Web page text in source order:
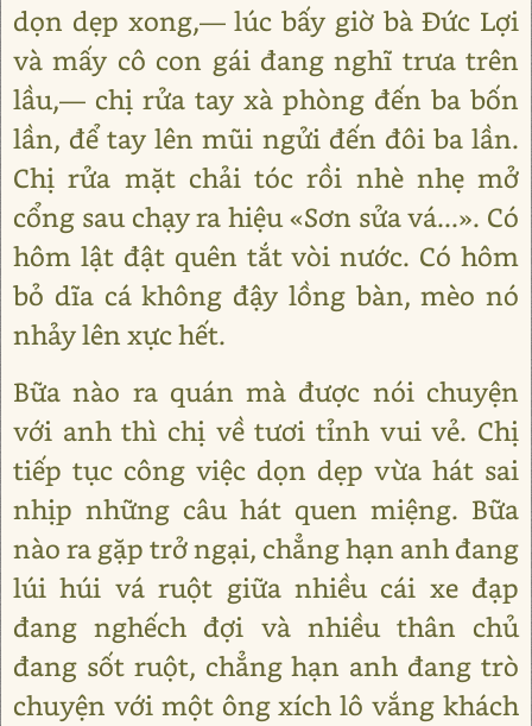
dọn dẹp xong,— lúc bấy giờ bà Đức Lợi
và mấy cô con gái đang nghĩ trưa trên
lầu,— chị rửa tay xà phòng đến ba bốn
lần, để tay lên mũi ngửi đến đôi ba lần.
Chị rửa mặt chải tóc rồi nhè nhẹ mở
cổng sau chạy ra hiệu «Sơn sửa vá...». Có
hôm lật đật quên tắt vòi nước. Có hôm
bỏ dĩa cá không đậy lồng bàn, mèo nó
nhảy lên xực hết.
Bữa nào ra quán mà được nói chuyện
với anh thì chị về tươi tỉnh vui vẻ. Chị
tiếp tục công việc dọn dẹp vừa hát sai
nhịp những câu hát quen miệng. Bữa
nào ra gặp trở ngại, chẳng hạn anh đang
lúi húi vá ruột giữa nhiều cái xe đạp
đang nghếch đợi và nhiều thân chủ
đang sốt ruột, chẳng hạn anh đang trò
chuyện với một ông xích lô vắng khách